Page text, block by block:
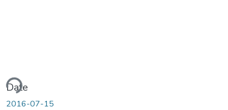
Date
2016-07-15